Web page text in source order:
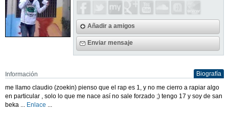
Añadir a amigos
Enviar mensaje
Información
Biografía
me llamo claudio (zoekin) pienso que el rap es 1, y no me cierro a rapiar algo
en particular , solo lo que me nace así no sale forzado ;) tengo 17 y soy de san
beka ... Enlace